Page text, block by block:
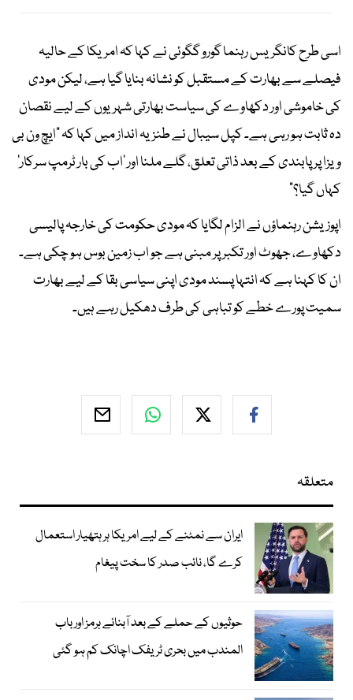
اسی طرح کانگریس رہنما گورو گگوئی نے کہا کہ امریکا کے حالیہ
فیصلے سے بھارت کے مستقبل کو نشانہ بنایا گیا ہے، لیکن مودی
کی خاموشی اور دکھاوے کی سیاست بھارتی شہریوں کے لیے نقصان
دہ ثابت ہو رہی ہے۔ کپل سیبال نے طنزیہ انداز میں کہا کہ "ایچ ون بی
ویزا پر پابندی کے بعد ذاتی تعلق، گلے ملنا اور ’اب کی بار ٹرمپ سرکار‘
کہاں گیا؟"
اپوزیشن رہنماؤں نے الزام لگایا کہ مودی حکومت کی خارجہ پالیسی
دکھاوے، جھوٹ اور تکبر پر مبنی ہے جو اب زمین بوس ہو چکی ہے۔
ان کا کہنا ہے کہ انتہا پسند مودی اپنی سیاسی بقا کے لیے بھارت
سمیت پورے خطے کو تباہی کی طرف دھکیل رہے ہیں۔
متعلقہ
ایران سے نمٹنے کے لیے امریکا ہر ہتھیار استعمال
کرے گا، نائب صدر کا سخت پیغام
حوثیوں کے حملے کے بعد آبنائے ہرمز اور باب
المندب میں بحری ٹریفک اچانک کم ہو گئی